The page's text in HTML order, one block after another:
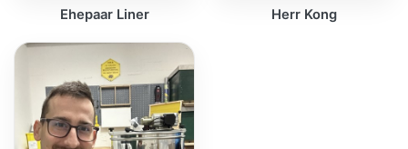
Ehepaar Liner Herr Kong